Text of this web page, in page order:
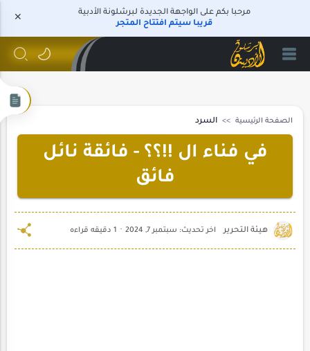
مرحبا بكم على الواجهة الجديدة لبرشلونة الأدبية
قريبا سيتم افتتاح المتجر
الصفحة الرئيسية السرد
في فناء ال !!؟؟ - فائقة نائل
فائق
1 دقيقه قراءه